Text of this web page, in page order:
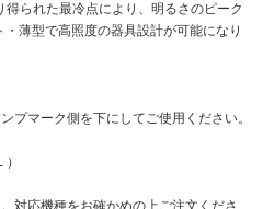
られた最冷点により、明るさのピーク
薄型で高照度の器具設計が可能になり
プマーク側を下にしてご使用ください。
対応機種をお確かめの上ご注文くださ